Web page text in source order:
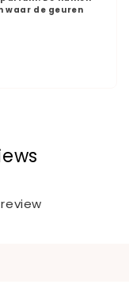
waar de geuren